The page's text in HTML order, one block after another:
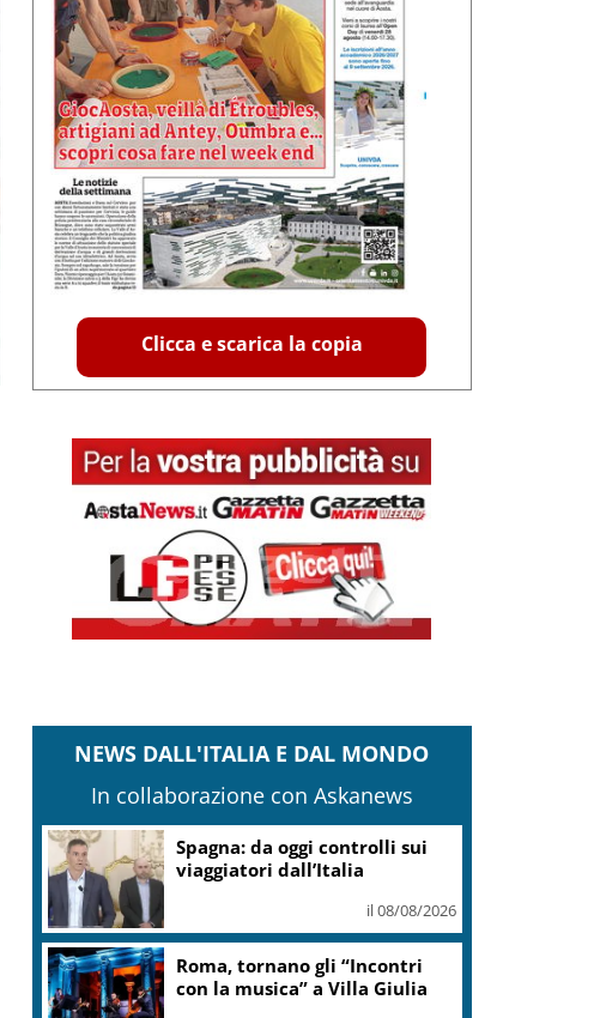
Clicca e scarica la copia
NEWS DALL'ITALIA E DAL MONDO
In collaborazione con Askanews
Ranteghetta, Garavaglia: Stop a impianto
vittoria del territorio
il 08/08/2026
Adyen e GetYourGuide: 15
anni di innovazione per le